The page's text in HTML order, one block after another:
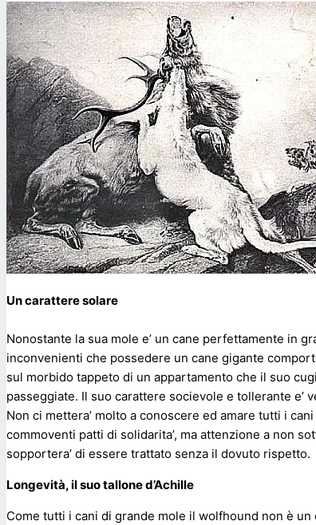
Un carattere solare
Nonostante la sua mole e’ un cane perfettamente in
inconvenienti che possedere un cane gigante
sul morbido tappeto di un appartamento che il suo
passeggiate. Il suo carattere socievole e tollerante
Non ci mettera’ molto a conoscere ed amare tutti i
commoventi patti di solidarita’, ma attenzione a non
sopportera’ di essere trattato senza il dovuto rispetto.
Longevità, il suo tallone d’Achille
Come tutti i cani di grande mole il wolfhound non è un